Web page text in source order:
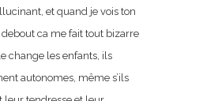
et quand je vois ton
ca me fait tout bizarre
change les enfants, ils
autonomes, même s’ils